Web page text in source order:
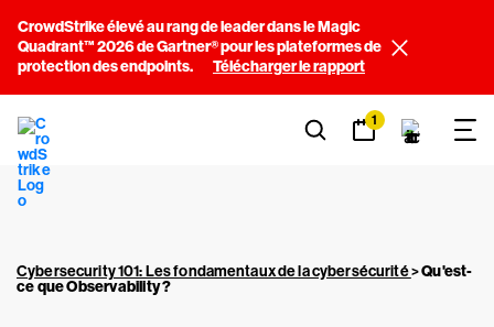
CrowdStrike élevé au rang de leader dans le Magic
Quadrant™ 2026 de Gartner® pour les plateformes de
protection des endpoints.
Télécharger le rapport
1
Cybersecurity 101: Les fondamentaux de la cybersécurité>Qu'est-
ce que Observability ?